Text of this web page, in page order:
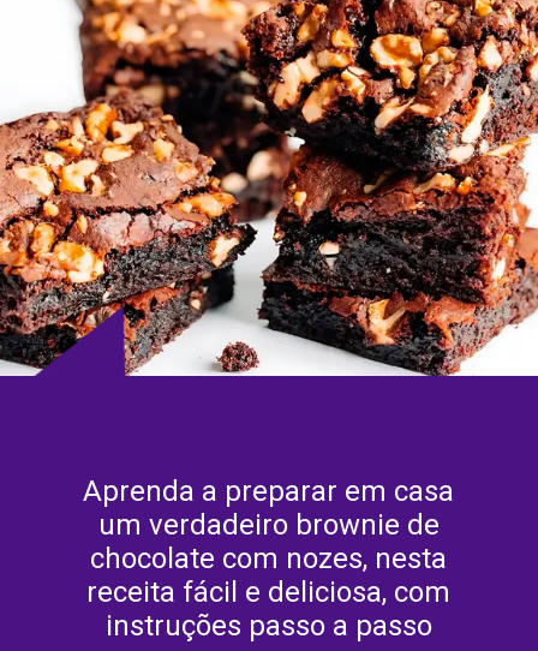
Aprenda a preparar em casa
um verdadeiro brownie de
chocolate com nozes, nesta
receita fácil e deliciosa, com
instruções passo a passo